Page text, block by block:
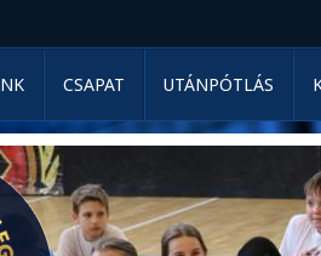
CSAPAT UTÁNPÓTLÁS